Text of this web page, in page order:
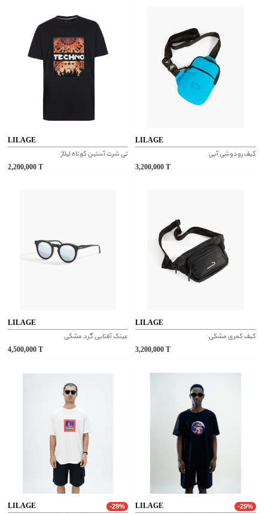
LILAGE
تی شرت آستین کوتاه لیلاژ
2,200,000
LILAGE
کیف رودوشی آبی
3,200,000
LILAGE
عینک آفتابی گرد مشکی
4,500,000
LILAGE
کیف کمری مشکی
3,200,000
LILAGE -29% LILAGE -29%